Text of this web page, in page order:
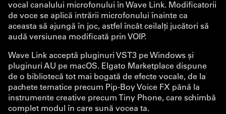
vocal canalului microfonului în Wave Link. Modificatorii
de voce se aplică intrării microfonului înainte ca
aceasta să ajungă în joc, astfel încât ceilalți jucători să
audă versiunea modificată prin VOIP.
Wave Link acceptă pluginuri VST3 pe Windows și
pluginuri AU pe macOS. Elgato Marketplace dispune
de o bibliotecă tot mai bogată de efecte vocale, de la
pachete tematice precum Pip-Boy Voice FX până la
instrumente creative precum Tiny Phone, care schimbă
complet modul în care sună vocea ta.